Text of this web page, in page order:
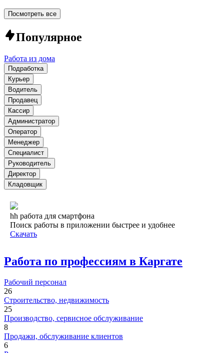
Посмотреть все
Популярное
Работа из дома
Подработка
Курьер
Водитель
Продавец
Кассир
Администратор
Оператор
Менеджер
Специалист
Руководитель
Директор
Кладовщик
hh работа для смартфона
Поиск работы в приложении быстрее и удобнее
Скачать
Работа по профессиям в Каргате
Рабочий персонал
26
Строительство, недвижимость
25
Производство, сервисное обслуживание
8
Продажи, обслуживание клиентов
6